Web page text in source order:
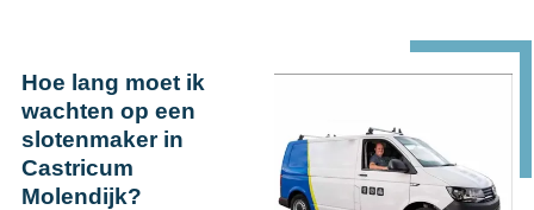
Hoe lang moet ik
wachten op een
slotenmaker in
Castricum
Molendijk?